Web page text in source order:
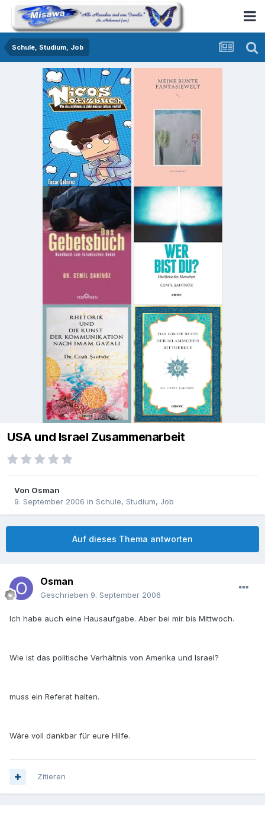
Schule, Studium, Job
USA und Israel Zusammenarbeit
Von Osman
9. September 2006 in Schule, Studium, Job
Auf dieses Thema antworten
Osman
Geschrieben 9. September 2006
Ich habe auch eine Hausaufgabe. Aber bei mir bis Mittwoch.
Wie ist das politische Verhältnis von Amerika und Israel?
muss ein Referat halten.
Wäre voll dankbar für eure Hilfe.
Zitieren